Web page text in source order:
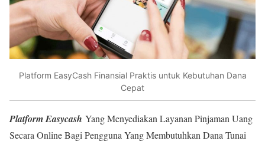
Platform EasyCash Finansial Praktis untuk Kebutuhan Dana
Cepat
Platform Easycash Yang Menyediakan Layanan Pinjaman Uang
Secara Online Bagi Pengguna Yang Membutuhkan Dana Tunai